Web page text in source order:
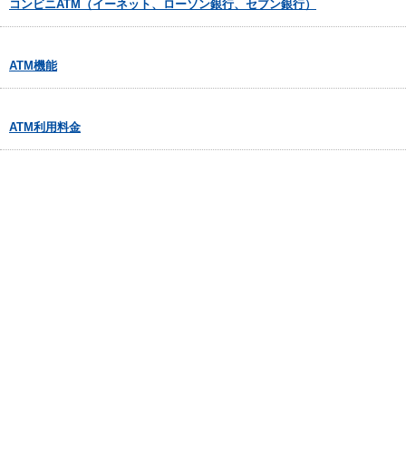
コンビニATM（イーネット、ローソン銀行、セブン銀行）
ATM機能
ATM利用料金